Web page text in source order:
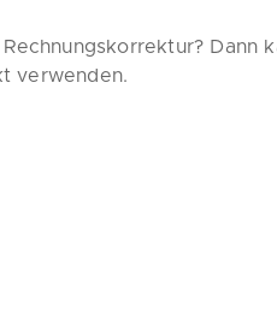
Dann
verwenden.